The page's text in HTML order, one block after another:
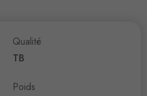
Qualité
TB
Poids